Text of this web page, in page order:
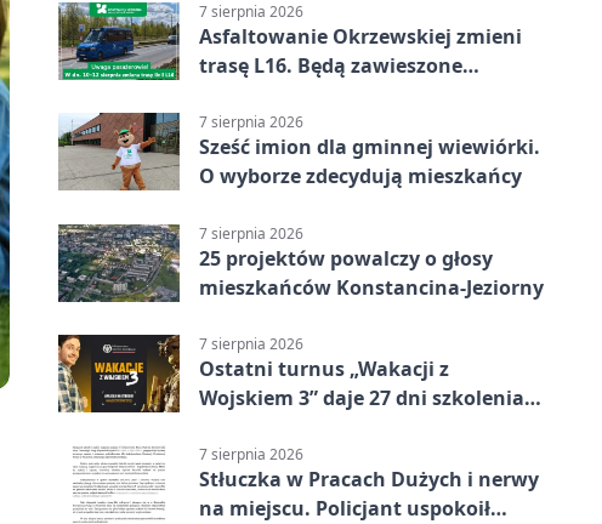
7 sierpnia 2026
Asfaltowanie Okrzewskiej zmieni
trasę L16. Będą zawieszone
7 sierpnia 2026
Sześć imion dla gminnej wiewiórki.
O wyborze zdecydują mieszkańcy
7 sierpnia 2026
25 projektów powalczy o głosy
mieszkańców Konstancina-Jeziorny
7 sierpnia 2026
Ostatni turnus „Wakacji z
Wojskiem 3” daje 27 dni szkolenia i
7 sierpnia 2026
Stłuczka w Pracach Dużych i nerwy
na miejscu. Policjant uspokoił